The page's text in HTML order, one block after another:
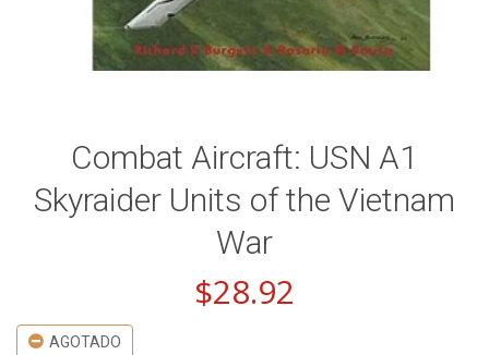
Combat Aircraft: USN A1
Skyraider Units of the Vietnam
War
$28.92
AGOTADO